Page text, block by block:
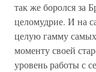
так же боролся за
целомудрие. И на
целую гамму
моменту своей
уровень работы с